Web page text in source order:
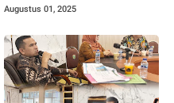
2029
Augustus 01, 2025